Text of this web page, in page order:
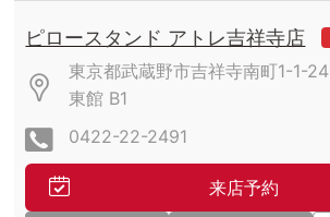
ピロースタンド アトレ吉祥寺店
東京都武蔵野市吉祥寺南町1-1-24
東館 B1
0422-22-2491
来店予約